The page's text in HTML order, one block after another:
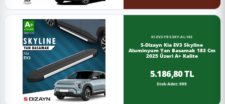
KI-EV3-YBS-SKY-AL-183
S-Dizayn Kia EV3 Skyline
Aluminyum Yan Basamak 183 Cm
2025 Üzeri A+ Kalite
5.186,80 TL
Stok Adet: 999